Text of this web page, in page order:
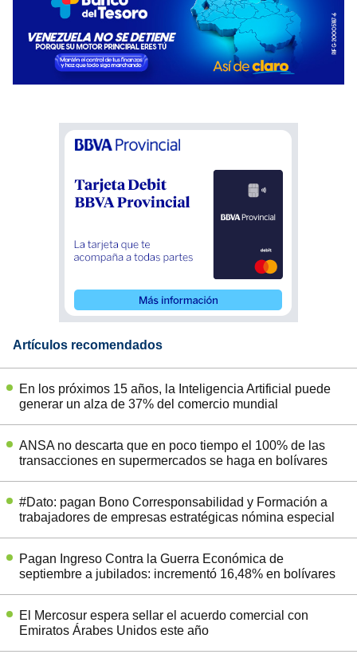
Artículos recomendados
En los próximos 15 años, la Inteligencia Artificial puede
generar un alza de 37% del comercio mundial
ANSA no descarta que en poco tiempo el 100% de las
transacciones en supermercados se haga en bolívares
#Dato: pagan Bono Corresponsabilidad y Formación a
trabajadores de empresas estratégicas nómina especial
Pagan Ingreso Contra la Guerra Económica de
septiembre a jubilados: incrementó 16,48% en bolívares
El Mercosur espera sellar el acuerdo comercial con
Emiratos Árabes Unidos este año